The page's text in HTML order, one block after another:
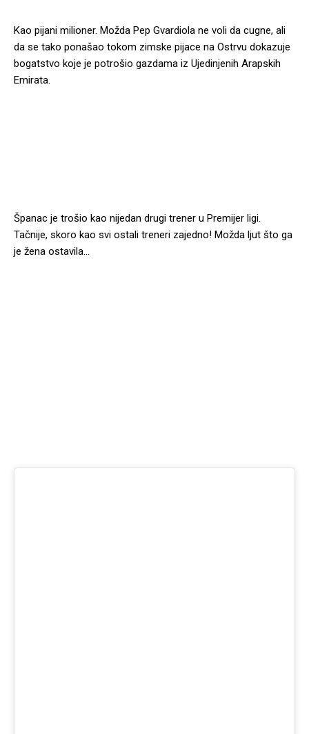
Kao pijani milioner. Možda Pep Gvardiola ne voli da cugne, ali
da se tako ponašao tokom zimske pijace na Ostrvu dokazuje
bogatstvo koje je potrošio gazdama iz Ujedinjenih Arapskih
Emirata.
Španac je trošio kao nijedan drugi trener u Premijer ligi.
Tačnije, skoro kao svi ostali treneri zajedno! Možda ljut što ga
je žena ostavila…